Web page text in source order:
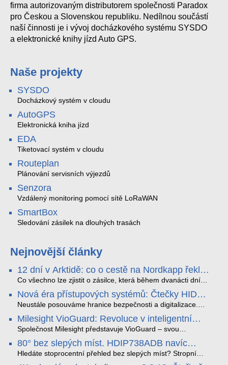
firma autorizovaným distributorem společnosti Paradox
pro Českou a Slovenskou republiku. Nedílnou součástí
naší činnosti je i vývoj docházkového systému SYSDO
a elektronické knihy jízd Auto GPS.
Naše projekty
SYSDO
Docházkový systém v cloudu
AutoGPS
Elektronická kniha jízd
EDA
Tiketovací systém v cloudu
Routeplan
Plánování servisních výjezdů
Senzora
Vzdálený monitoring pomocí sítě LoRaWAN
SmartBox
Sledování zásilek na dlouhých trasách
Nejnovější články
12 dní v Arktidě: co o cestě na Nordkapp řekla
data ze SMARTBOX 2 MAX
Co všechno lze zjistit o zásilce, která během dvanácti dní
projede Arktidou? SMARTBOX 2 MAX jsme vzali na trasu z
Tromsø přes Lofoty, Kirunu a finské Laponsko až na
Nordkapp. Bez jediného dobití, v mrazu až −13 °C a mimo
otřesy i náklon. Výsledkem není jen čára na mapě, ale
podrobný datový příběh celé cesty.
Nová éra přístupových systémů: Čtečky HID
Signo
Neustále posouváme hranice bezpečnosti a digitalizace.
v oblasti kontroly přístupu – moderní a vysoce univerzální
čtečky HID Signo.
Milesight VioGuard: Revoluce v inteligentní
detekci dopravních přestupků
Společnost Milesight představuje VioGuard – svou
dopravních přestupků. Tento systém, poháněný
sofistikovanými algoritmy umělé inteligence (AI), je navržen
tak, aby poskytoval komplexní nástroje pro vymáhání
80° bez slepých míst. HDIP738ADB navíc
streamuje na YouTube – bez PC.
Hledáte stoprocentní přehled bez slepých míst? Stropní
panoramatická kamera HDIP738ADB skládá obraz ze dvou